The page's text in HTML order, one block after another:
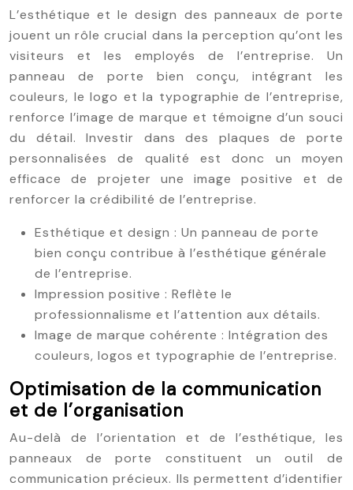
L’esthétique et le design des panneaux de porte
jouent un rôle crucial dans la perception qu’ont les
visiteurs et les employés de l’entreprise. Un
panneau de porte bien conçu, intégrant les
couleurs, le logo et la typographie de l’entreprise,
renforce l’image de marque et témoigne d’un souci
du détail. Investir dans des plaques de porte
personnalisées de qualité est donc un moyen
efficace de projeter une image positive et de
renforcer la crédibilité de l’entreprise.
Esthétique et design : Un panneau de porte
bien conçu contribue à l’esthétique générale
de l’entreprise.
Impression positive : Reflète le
professionnalisme et l’attention aux détails.
Image de marque cohérente : Intégration des
couleurs, logos et typographie de l’entreprise.
Optimisation de la communication
et de l’organisation
Au-delà de l’orientation et de l’esthétique, les
panneaux de porte constituent un outil de
communication précieux. Ils permettent d’identifier